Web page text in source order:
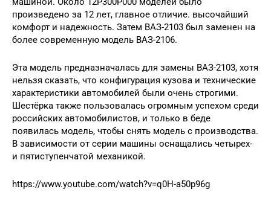
произведено за 12 лет, главное отличие. высочайший
комфорт и надежность. Затем ВАЗ-2103 был заменен на
более современную модель ВАЗ-2106.
Эта модель предназначалась для замены ВАЗ-2103, хотя
нельзя сказать, что конфигурация кузова и технические
характеристики автомобилей были очень строгими.
Шестёрка также пользовалась огромным успехом среди
российских автомобилистов, и только в беде
появилась модель, чтобы снять модель с производства.
В зависимости от серии машины оснащались четырех-
и пятиступенчатой ​​механикой.
https://www.youtube.com/watch?v=q0H-a50p96g